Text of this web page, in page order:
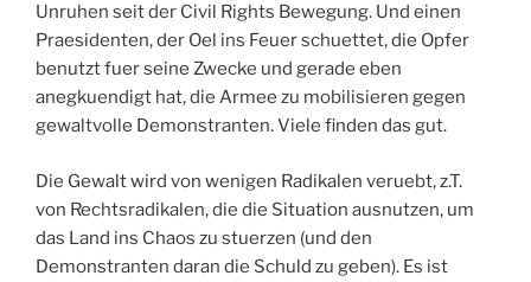
Unruhen seit der Civil Rights Bewegung. Und einen
Praesidenten, der Oel ins Feuer schuettet, die Opfer
benutzt fuer seine Zwecke und gerade eben
anegkuendigt hat, die Armee zu mobilisieren gegen
gewaltvolle Demonstranten. Viele finden das gut.
Die Gewalt wird von wenigen Radikalen veruebt, z.T.
von Rechtsradikalen, die die Situation ausnutzen, um
das Land ins Chaos zu stuerzen (und den
Demonstranten daran die Schuld zu geben). Es ist